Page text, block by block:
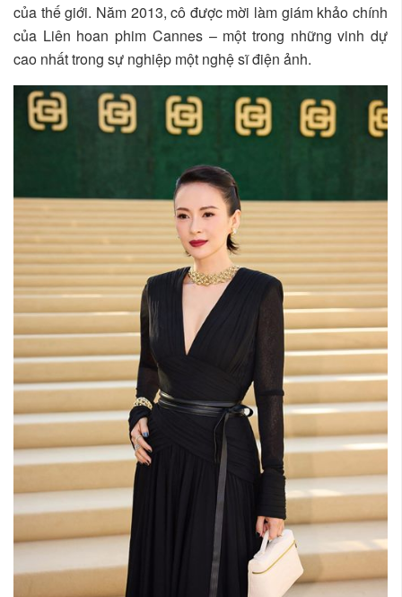
của thế giới. Năm 2013, cô được mời làm giám khảo chính
của Liên hoan phim Cannes – một trong những vinh dự
cao nhất trong sự nghiệp một nghệ sĩ điện ảnh.